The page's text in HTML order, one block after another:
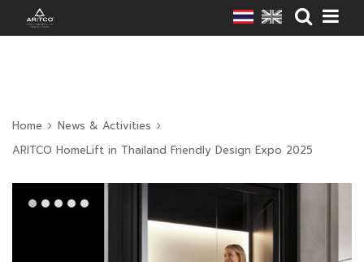
Home
News & Activities
ARITCO HomeLift in Thailand Friendly Design Expo 2025